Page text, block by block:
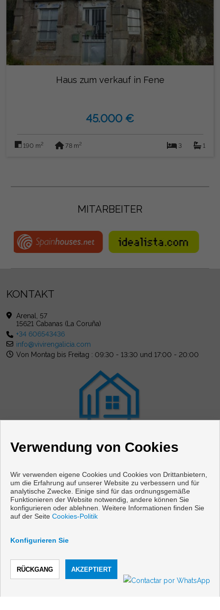
Haus zum verkauf in Fene
45.000 €
190 m2 78 m2 3 1
MITARBEITER
KONTAKT
Arenal, 57
15621 Cabanas (La Coruña)
+34 606543436
info@vivirengalicia.com
Von Montag bis Freitag : 09:30 - 13:30 und 17:00 - 20:00
Wohnungen und häuser zum verkauf in Cabanas
Copyright © 2026 Vivir en Galicia. |
Verwendung von Cookies
Wir verwenden eigene Cookies und Cookies von Drittanbietern,
um die Erfahrung auf unserer Website zu verbessern und für
analytische Zwecke. Einige sind für das ordnungsgemäße
Funktionieren der Website notwendig, andere können Sie
konfigurieren oder ablehnen. Weitere Informationen finden Sie
auf der Seite Cookies-Politik
Konfigurieren Sie